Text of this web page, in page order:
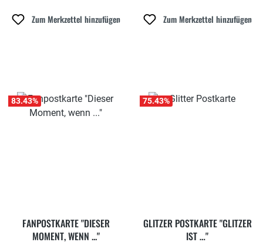
Zum Merkzettel hinzufügen Zum Merkzettel hinzufügen
83.43%
FANPOSTKARTE "DIESER
MOMENT, WENN ..."
75.43%
GLITZER POSTKARTE "GLITZER
IST …"